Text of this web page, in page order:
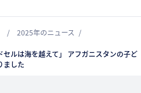
2025年のニュース
ルは海を越えて」 アフガニスタンの子ど
ました